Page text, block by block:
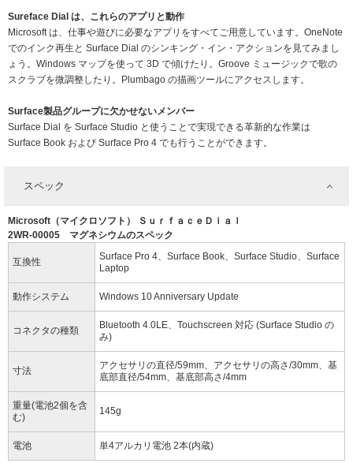
Sureface Dial は、これらのアプリと動作
Microsoft は、仕事や遊びに必要なアプリをすべてご用意しています。OneNote
でのインク再生と Surface Dial のシンキング・イン・アクションを見てみまし
ょう。Windows マップを使って 3D で傾けたり。Groove ミュージックで歌の
スクラブを微調整したり。Plumbago の描画ツールにアクセスします。
Surface製品グループに欠かせないメンバー
Surface Dial を Surface Studio と使うことで実現できる革新的な作業は
Surface Book および Surface Pro 4 でも行うことができます。
スペック
Microsoft（マイクロソフト） ＳｕｒｆａｃｅＤｉａｌ
2WR-00005 マグネシウムのスペック
互換性
Surface Pro 4、Surface Book、Surface Studio、Surface
Laptop
動作システム Windows 10 Anniversary Update
コネクタの種類
Bluetooth 4.0LE、Touchscreen 対応 (Surface Studio の
み)
寸法
アクセサリの直径/59mm、アクセサリの高さ/30mm、基
底部直径/54mm、基底部高さ/4mm
重量(電池2個を含
む)
145g
電池 単4アルカリ電池 2本(内蔵)